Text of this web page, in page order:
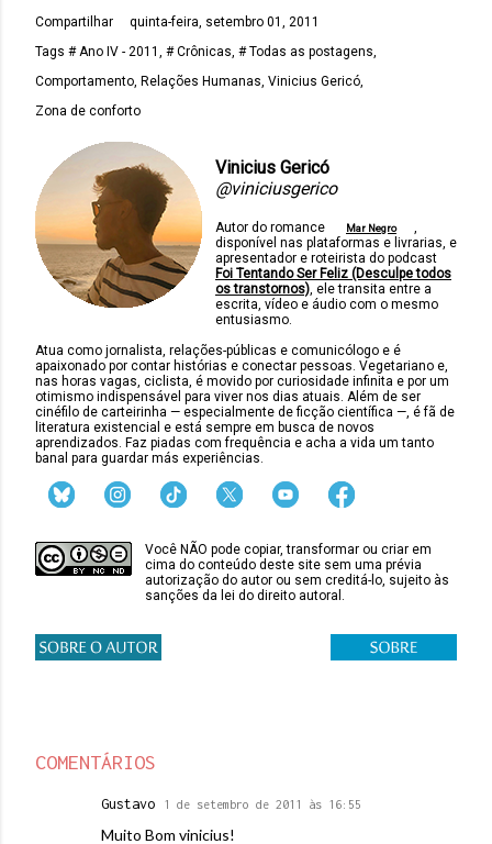
Compartilhar
quinta-feira, setembro 01, 2011
Tags # Ano IV - 2011 # Crônicas # Todas as postagens
Comportamento Relações Humanas Vinicius Gericó
Zona de conforto
Vinicius Gericó
@viniciusgerico
Autor do romance Mar Negro
,
disponível nas plataformas e livrarias, e
apresentador e roteirista do podcast
Foi Tentando Ser Feliz (Desculpe todos
os transtornos), ele transita entre a
escrita, vídeo e áudio com o mesmo
entusiasmo.
Atua como jornalista, relações-públicas e comunicólogo e é
apaixonado por contar histórias e conectar pessoas. Vegetariano e,
nas horas vagas, ciclista, é movido por curiosidade infinita e por um
otimismo indispensável para viver nos dias atuais. Além de ser
cinéfilo de carteirinha — especialmente de ficção científica —, é fã de
literatura existencial e está sempre em busca de novos
aprendizados. Faz piadas com frequência e acha a vida um tanto
banal para guardar más experiências.
Você NÃO pode copiar, transformar ou criar em
cima do conteúdo deste site sem uma prévia
autorização do autor ou sem creditá-lo, sujeito às
sanções da lei do direito autoral.
COMENTÁRIOS
Gustavo 1 de setembro de 2011 às 16:55
Muito Bom vinicius!